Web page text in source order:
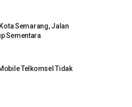
Semarang, Jalan
Sementara
Telkomsel Tidak